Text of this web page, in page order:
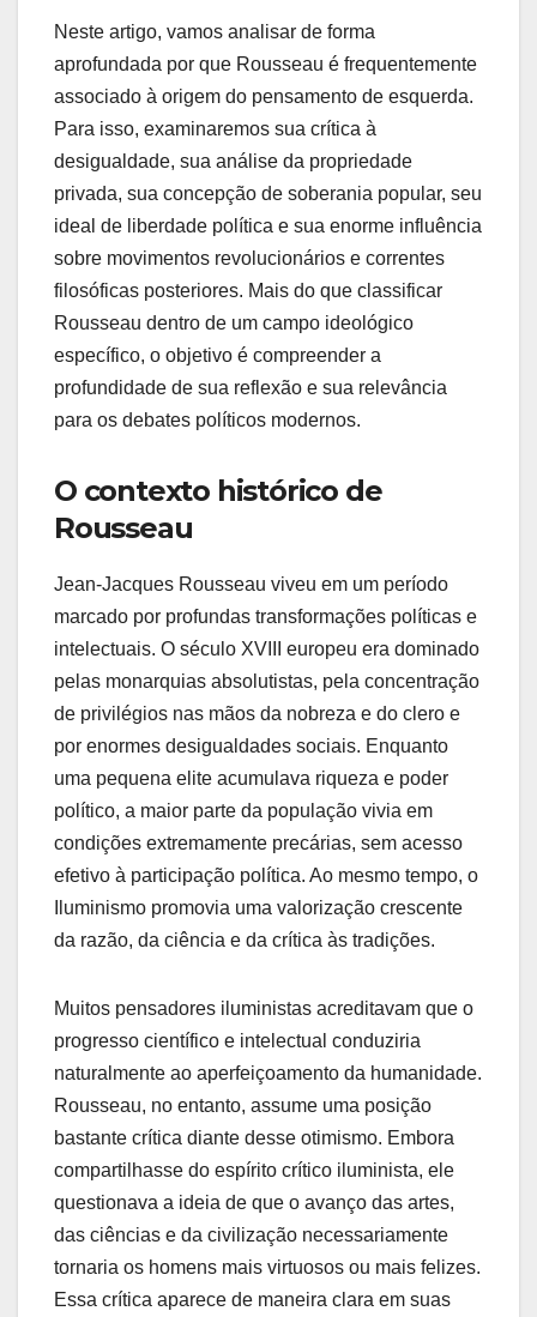
Neste artigo, vamos analisar de forma
aprofundada por que Rousseau é frequentemente
associado à origem do pensamento de esquerda.
Para isso, examinaremos sua crítica à
desigualdade, sua análise da propriedade
privada, sua concepção de soberania popular, seu
ideal de liberdade política e sua enorme influência
sobre movimentos revolucionários e correntes
filosóficas posteriores. Mais do que classificar
Rousseau dentro de um campo ideológico
específico, o objetivo é compreender a
profundidade de sua reflexão e sua relevância
para os debates políticos modernos.
O contexto histórico de
Rousseau
Jean-Jacques Rousseau viveu em um período
marcado por profundas transformações políticas e
intelectuais. O século XVIII europeu era dominado
pelas monarquias absolutistas, pela concentração
de privilégios nas mãos da nobreza e do clero e
por enormes desigualdades sociais. Enquanto
uma pequena elite acumulava riqueza e poder
político, a maior parte da população vivia em
condições extremamente precárias, sem acesso
efetivo à participação política. Ao mesmo tempo, o
Iluminismo promovia uma valorização crescente
da razão, da ciência e da crítica às tradições.
Muitos pensadores iluministas acreditavam que o
progresso científico e intelectual conduziria
naturalmente ao aperfeiçoamento da humanidade.
Rousseau, no entanto, assume uma posição
bastante crítica diante desse otimismo. Embora
compartilhasse do espírito crítico iluminista, ele
questionava a ideia de que o avanço das artes,
das ciências e da civilização necessariamente
tornaria os homens mais virtuosos ou mais felizes.
Essa crítica aparece de maneira clara em suas